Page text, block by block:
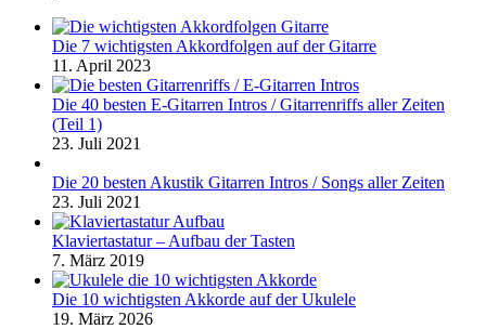
Die 7 wichtigsten Akkordfolgen auf der Gitarre
11. April 2023
Die 40 besten E-Gitarren Intros / Gitarrenriffs aller Zeiten
(Teil 1)
23. Juli 2021
Die 20 besten Akustik Gitarren Intros / Songs aller Zeiten
23. Juli 2021
Klaviertastatur – Aufbau der Tasten
7. März 2019
Die 10 wichtigsten Akkorde auf der Ukulele
19. März 2026